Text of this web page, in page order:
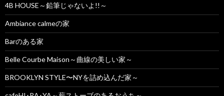
4B HOUSE～鉛筆じゃないよ!!～
Ambiance calmeの家
Barのある家
Belle Courbe Maison～曲線の美しい家～
BROOKLYN STYLE〜NYを詰め込んだ家～